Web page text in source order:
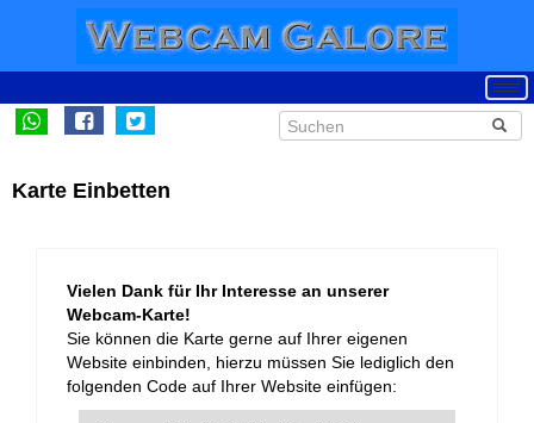
Karte Einbetten
Vielen Dank für Ihr Interesse an unserer
Webcam-Karte!
Sie können die Karte gerne auf Ihrer eigenen
Website einbinden, hierzu müssen Sie lediglich den
folgenden Code auf Ihrer Website einfügen: